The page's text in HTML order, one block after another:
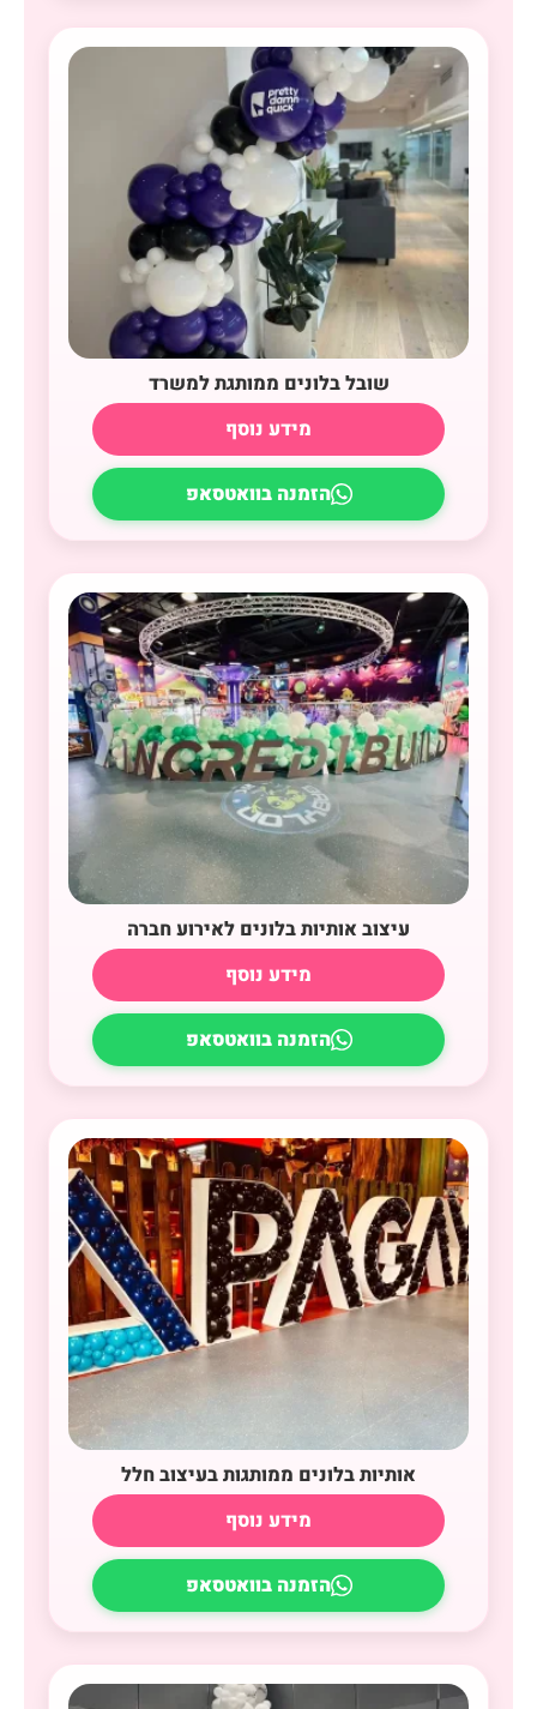
שובל בלונים ממותגת למשרד
מידע נוסף
הזמנה בוואטסאפ
עיצוב אותיות בלונים לאירוע חברה
מידע נוסף
הזמנה בוואטסאפ
אותיות בלונים ממותגות בעיצוב חלל
מידע נוסף
הזמנה בוואטסאפ